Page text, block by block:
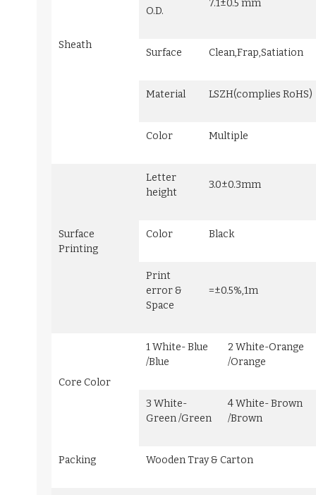
Sheath
O.D.
7.1±0.5 mm
Surface Clean,Frap,Satiation
Material LSZH(complies RoHS)
Color Multiple
Surface
Printing
Letter
height
3.0±0.3mm
Color Black
Print
error &
Space
=±0.5%,1m
Core Color
1 White- Blue
/Blue
2 White-Orange
/Orange
3 White-
Green /Green
4 White- Brown
/Brown
Packing Wooden Tray & Carton